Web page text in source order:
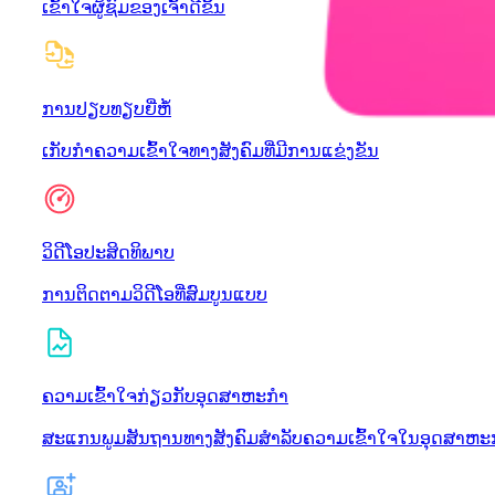
ເຂົ້າໃຈຜູ້ຊົມຂອງເຈົ້າດີຂຶ້ນ
ການປຽບທຽບຍີ່ຫໍ້
ເກັບກໍາຄວາມເຂົ້າໃຈທາງສັງຄົມທີ່ມີການແຂ່ງຂັນ
ວິດີໂອປະສິດທິພາບ
ການຕິດຕາມວິດີໂອທີ່ສົມບູນແບບ
ຄວາມເຂົ້າໃຈກ່ຽວກັບອຸດສາຫະກໍາ
ສະແກນພູມສັນຖານທາງສັງຄົມສໍາລັບຄວາມເຂົ້າໃຈໃນອຸດສາຫະ